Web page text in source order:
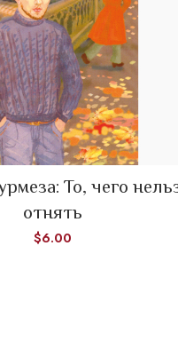
READ MOREТо, чего
отнять
$6.00